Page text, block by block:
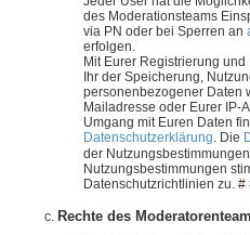
des Moderationsteams
via PN oder bei Sperren an
erfolgen.
Mit Eurer Registrierung
Ihr der Speicherung,
personenbezogener Daten
Mailadresse oder Eurer IP-
Umgang mit Euren Daten
Datenschutzerklärung . Die
der
Nutzungsbestimmungen
Datenschutzrichtlinien zu. #
Rechte des